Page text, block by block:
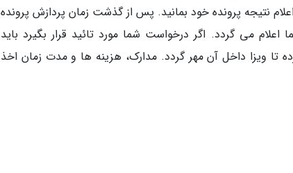
نتیجه پرونده خود بمانید. پس از گذشت زمان پردازش پرونده
اعلام می گردد. اگر درخواست شما مورد تائید قرار بگیرد باید
تا ویزا داخل آن مهر گردد. مدارک، هزینه ها و مدت زمان اخذ